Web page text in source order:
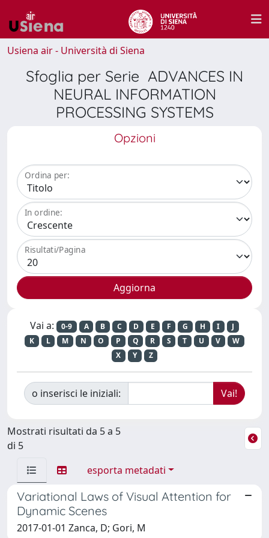
Usiena air - Università di Siena
Sfoglia per Serie ADVANCES IN
NEURAL INFORMATION
PROCESSING SYSTEMS
Opzioni
Ordina per:
In ordine:
Risultati/Pagina
Vai a: 0-9 A B C D E F G H I
J
K
L M N O P Q R S T U V
W
X
Y Z
o inserisci le iniziali:
Mostrati risultati da 5 a 5
di 5
esporta metadati
Variational Laws of Visual Attention for
Dynamic Scenes
2017-01-01 Zanca, D; Gori, M